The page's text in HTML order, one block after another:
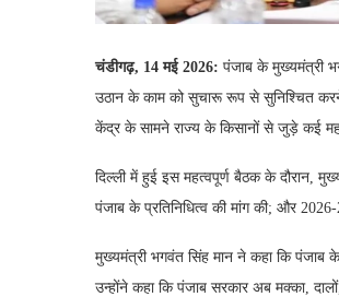
चंडीगढ़, 14 मई 2026: पंजाब के मुख्यमंत्री
उठान के काम को सुचारू रूप से सुनिश्चित
केंद्र के सामने राज्य के किसानों से जुड़े कई
दिल्ली में हुई इस महत्वपूर्ण बैठक के दौरान,
पंजाब के प्रतिनिधित्व की मांग की; और
मुख्यमंत्री भगवंत सिंह मान ने कहा कि पंजाब के
उन्होंने कहा कि पंजाब सरकार अब मक्का,